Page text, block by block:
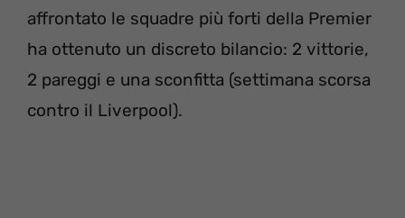
affrontato le squadre più forti della Premier
ha ottenuto un discreto bilancio: 2 vittorie,
2 pareggi e una sconfitta (settimana scorsa
contro il Liverpool).